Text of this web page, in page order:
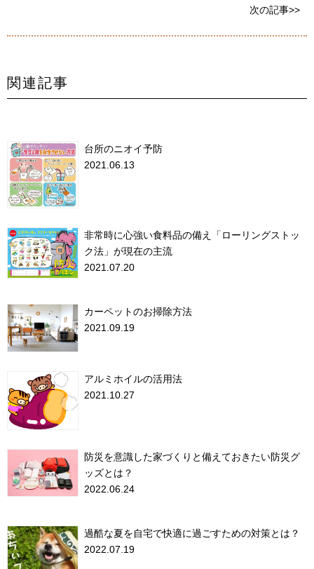
次の記事>>
関連記事
台所のニオイ予防
2021.06.13
非常時に心強い食料品の備え「ローリングストッ
ク法」が現在の主流
2021.07.20
カーペットのお掃除方法
2021.09.19
アルミホイルの活用法
2021.10.27
防災を意識した家づくりと備えておきたい防災グ
ッズとは？
2022.06.24
過酷な夏を自宅で快適に過ごすための対策とは？
2022.07.19